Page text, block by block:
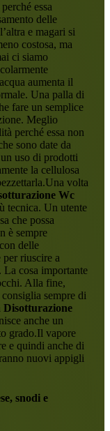
essa
delle
e magari si
costosa, ma
ci siamo
aumenta il
Una palla di
fare un semplice
Meglio
perché essa non
sono date da
uso di prodotti
la cellulosa
volta
Wc
tecnica. Un utente
che possa
è sempre
delle
riuscire a
La cosa importante
Alla fine,
sempre di
Disotturazione
anche un
grado.Il vapore
e quindi anche di
nuovi appigli
, snodi e